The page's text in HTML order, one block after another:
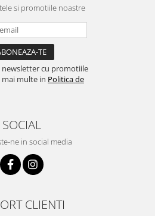
si promotiile noastre
newsletter cu promotiile
mai multe in Politica de
SOCIAL
ne in social media
CLIENTI